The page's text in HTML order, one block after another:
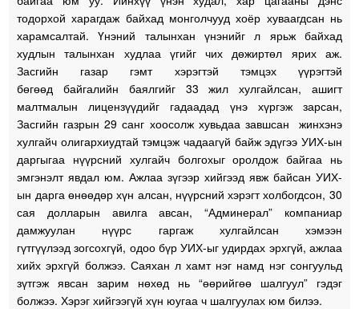
тодорхой харагдаж байхад монголчууд хоёр хуваагдсан нь
харамсалтай. Үнэний талынхан үнэнийг л ярьж байхад
худлын талынхан худлаа үгийг чих дөжиртөл ярих аж.
Засгийн газар гэмт хэрэгтэй тэмцэх үүрэгтэй
бөгөөд байгалийн баялгийг 33 жил хулгайлсан, ашигт
малтмалын лицензүүдийг гадаадад үнэ хүргэж зарсан,
Засгийн газрын 29 санг хоосолж хувьдаа завшсан жинхэнэ
хулгайч олигархиудтай тэмцэж чадаагүй байж эдүгээ УИХ-ын
даргыгаа нүүрсний хулгайч болгохыг оролдож байгаа нь
эмгэнэлт явдал юм. Ажлаа зүгээр хийгээд явж байсан УИХ-
ын дарга өнөөдөр хүн алсан, нүүрсний хэрэгт холбогдсон, 30
сая долларын авилга авсан, “Админерал” компаниар
дамжуулан нүүрс гаргаж хулгайлсан хэмээн
гүтгүүлээд зогсохгүй, одоо бүр УИХ-ыг удирдах эрхгүй, ажлаа
хийх эрхгүй болжээ. Саяхан л хамт нэг намд нэг сонгуульд
зүтгэж явсан зарим нөхөд нь “өөрийгөө шалгуул” гэдэг
болжээ. Хэрэг хийгээгүй хүн юугаа ч шалгуулах юм билээ.